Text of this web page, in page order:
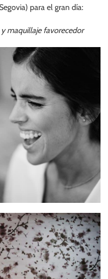
para el gran día:
maquillaje favorecedor